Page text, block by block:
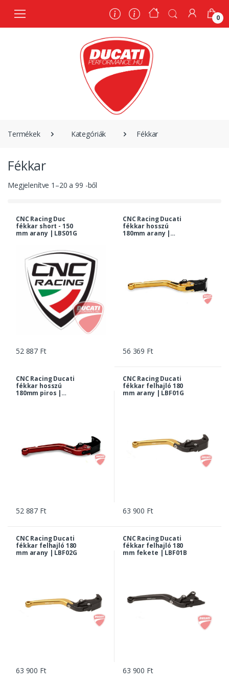
0
Termékek Kategóriák Fékkar
Fékkar
Megjelenítve 1 –20 a99 -ből
CNC Racing Duc
fékkar short - 150
mm arany | LBS01G
52 887 Ft
CNC Racing Ducati
fékkar hosszú
180mm arany |
56 369 Ft
CNC Racing Ducati
fékkar hosszú
180mm piros |
52 887 Ft
CNC Racing Ducati
fékkar felhajló 180
mm arany | LBF01G
63 900 Ft
CNC Racing Ducati
fékkar felhajló 180
mm arany | LBF02G
63 900 Ft
CNC Racing Ducati
fékkar felhajló 180
mm fekete | LBF01B
63 900 Ft
0